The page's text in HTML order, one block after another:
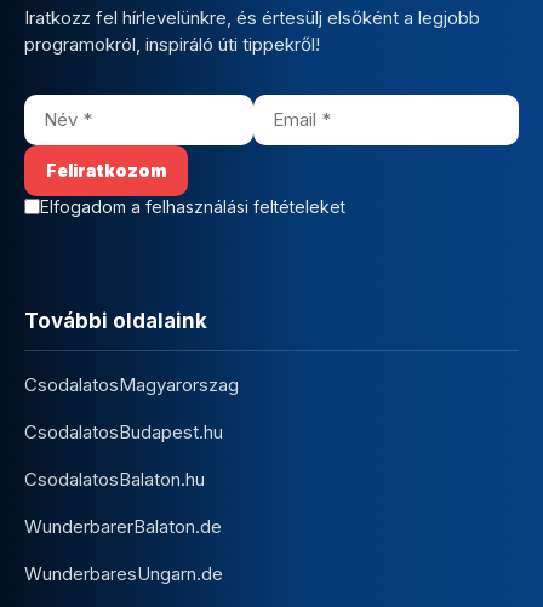
Iratkozz fel hírlevelünkre, és értesülj elsőként a legjobb
programokról, inspiráló úti tippekről!
Elfogadom a felhasználási feltételeket
További oldalaink
CsodalatosMagyarorszag
CsodalatosBudapest.hu
CsodalatosBalaton.hu
WunderbarerBalaton.de
WunderbaresUngarn.de